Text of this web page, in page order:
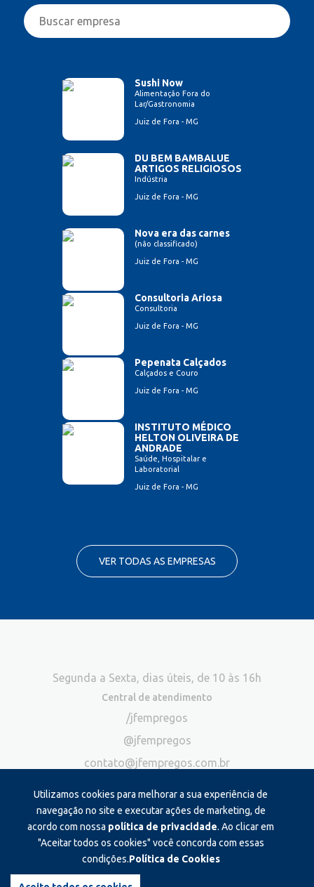
Sushi Now
Alimentação Fora do
Lar/Gastronomia
Juiz de Fora - MG
DU BEM BAMBALUE
ARTIGOS RELIGIOSOS
Indústria
Juiz de Fora - MG
Nova era das carnes
(não classificado)
Juiz de Fora - MG
Consultoria Ariosa
Consultoria
Juiz de Fora - MG
Pepenata Calçados
Calçados e Couro
Juiz de Fora - MG
INSTITUTO MÉDICO
HELTON OLIVEIRA DE
ANDRADE
Saúde, Hospitalar e
Laboratorial
Juiz de Fora - MG
VER TODAS AS EMPRESAS
Utilizamos cookies para melhorar a sua experiência de
navegação no site e executar ações de marketing, de
acordo com nossa política de privacidade. Ao clicar em
"Aceitar todos os cookies" você concorda com essas
condições.Política de Cookies
Segunda a Sexta, dias úteis, de 10 às 16h
Central de atendimento
/jfempregos
@jfempregos
contato@jfempregos.com.br
Publicidade
*Exclusivo para atendimento via chat. Não atendemos ligações neste
canal
Produzido e administrado por: